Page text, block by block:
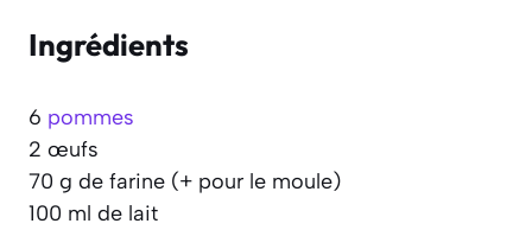
Ingrédients
6 pommes
2 œufs
70 g de farine (+ pour le moule)
100 ml de lait